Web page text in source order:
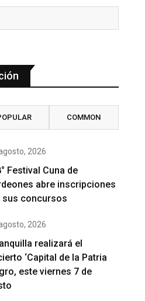
COMMON
2026
Festival Cuna de
abre inscripciones
sus concursos
2026
realizará el
‘Capital de la Patria
este viernes 7 de